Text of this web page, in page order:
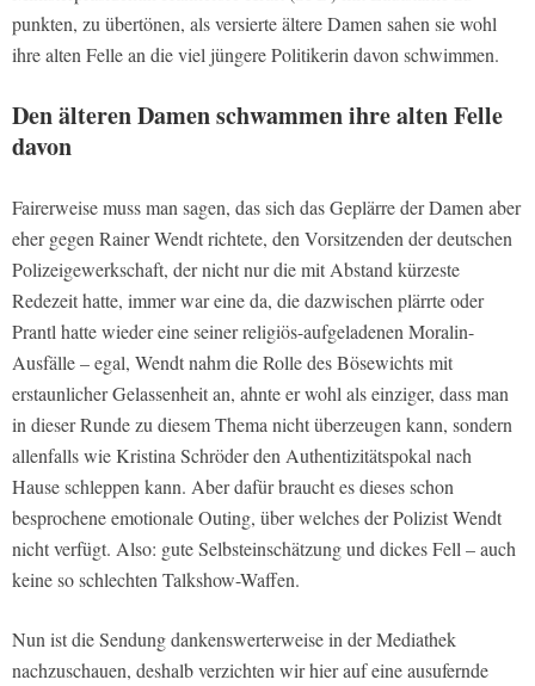
punkten, zu übertönen, als versierte ältere Damen sahen sie wohl
ihre alten Felle an die viel jüngere Politikerin davon schwimmen.
Den älteren Damen schwammen ihre alten Felle
davon
Fairerweise muss man sagen, das sich das Geplärre der Damen aber
eher gegen Rainer Wendt richtete, den Vorsitzenden der deutschen
Polizeigewerkschaft, der nicht nur die mit Abstand kürzeste
Redezeit hatte, immer war eine da, die dazwischen plärrte oder
Prantl hatte wieder eine seiner religiös-aufgeladenen Moralin-
Ausfälle – egal, Wendt nahm die Rolle des Bösewichts mit
erstaunlicher Gelassenheit an, ahnte er wohl als einziger, dass man
in dieser Runde zu diesem Thema nicht überzeugen kann, sondern
allenfalls wie Kristina Schröder den Authentizitätspokal nach
Hause schleppen kann. Aber dafür braucht es dieses schon
besprochene emotionale Outing, über welches der Polizist Wendt
nicht verfügt. Also: gute Selbsteinschätzung und dickes Fell – auch
keine so schlechten Talkshow-Waffen.
Nun ist die Sendung dankenswerterweise in der Mediathek
nachzuschauen, deshalb verzichten wir hier auf eine ausufernde